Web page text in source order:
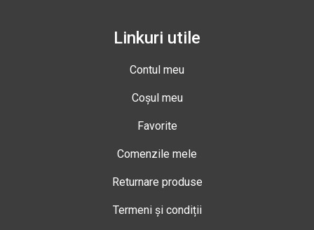
Linkuri utile
Contul meu
Coșul meu
Favorite
Comenzile mele
Returnare produse
Termeni și condiții